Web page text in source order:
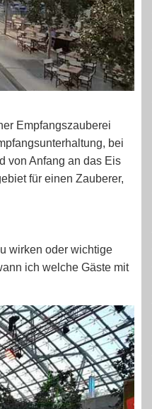
Empfangszauberei
bei
von Anfang an das Eis
für einen Zauberer,
wirken oder wichtige
ich welche Gäste mit